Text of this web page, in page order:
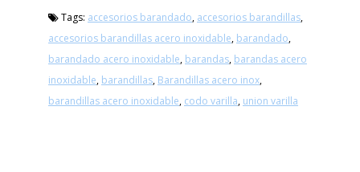
Tags: accesorios barandado, accesorios barandillas,
accesorios barandillas acero inoxidable, barandado,
barandado acero inoxidable, barandas, barandas acero
inoxidable, barandillas, Barandillas acero inox,
barandillas acero inoxidable, codo varilla, union varilla